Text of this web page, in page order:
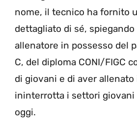
nome, il tecnico ha fornito
dettagliato di sé,
allenatore in possesso del
C, del diploma CONI/FIGC
di giovani e di aver
ininterrotta i settori giovani
oggi.